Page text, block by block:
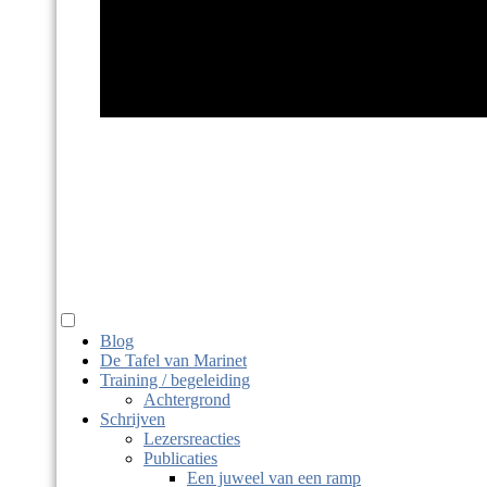
Blog
De Tafel van Marinet
Training / begeleiding
Achtergrond
Schrijven
Lezersreacties
Publicaties
Een juweel van een ramp